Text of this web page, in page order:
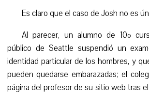
Es claro que el caso de Josh no es
Al parecer, un alumno de 10º
público de Seattle suspendió un
identidad particular de los hombres, y
pueden quedarse embarazadas; el
página del profesor de su sitio web tras